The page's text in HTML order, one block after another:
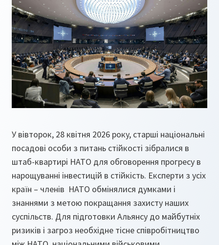
У вівторок, 28 квітня 2026 року, старші національні
посадові особи з питань стійкості зібралися в
штаб-квартирі НАТО для обговорення прогресу в
нарощуванні інвестицій в стійкість. Експерти з усіх
країн – членів НАТО обмінялися думками і
знаннями з метою покращання захисту наших
суспільств. Для підготовки Альянсу до майбутніх
ризиків і загроз необхідне тісне співробітництво